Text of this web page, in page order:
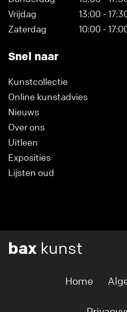
Vrijdag
13:00 -
Zaterdag
10:00 -
Snel naar
Kunstcollectie
Online kunstadvies
Nieuws
Over ons
Uitleen
Exposities
Lijsten oud
bax kunst
Home